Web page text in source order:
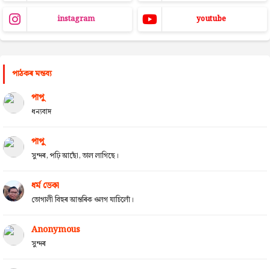
instagram youtube
পাঠকৰ মন্তব্য
পাপু
ধন্যবাদ
পাপু
সুন্দৰ, পঢ়ি আছোঁ, ভাল লাগিছে।
ধৰ্ম ডেকা
ভোগালী বিহুৰ আন্তৰিক ওলগ যাচিলোঁ।
Anonymous
সুন্দৰ